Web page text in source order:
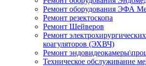
Ремонт оборудования ЭФА
Ремонт резектоскопа
Ремонт Шейверов
Ремонт
коагуляторов (ЭХВЧ)
Ремонт
Техническое обслуживание